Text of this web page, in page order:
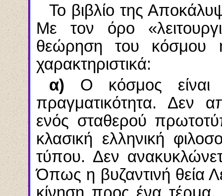
Το βιβλίο της
Με τον όρο
θεώρηση του κόσμου
χαρακτηριστικά:
α) Ο κόσμος
πραγματικότητα. Δεν
ενός σταθερού
κλασική ελληνική
τύπου. Δεν
Όπως η βυζαντινή θεία